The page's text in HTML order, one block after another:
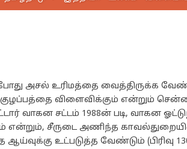
அசல் உரிமத்தை வைத்திருக்க
விளைவிக்கும் என்றும்
வாகன சட்டம் 1988ன் படி, வாகன
என்றும், சீருடை அணிந்த
உட்படுத்த வேண்டும் (பிரிவு